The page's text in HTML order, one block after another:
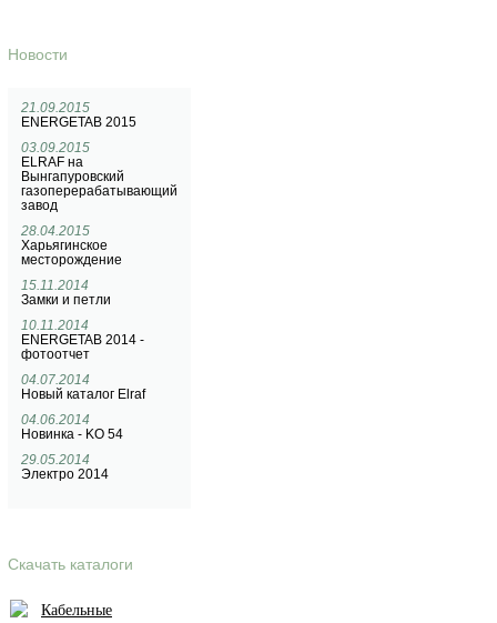
Новости
21.09.2015
ENERGETAB 2015
03.09.2015
ELRAF на
Вынгапуровский
газоперерабатывающий
завод
28.04.2015
Харьягинское
месторождение
15.11.2014
Замки и петли
10.11.2014
ENERGETAB 2014 -
фотоотчет
04.07.2014
Новый каталог Elraf
04.06.2014
Новинка - KO 54
29.05.2014
Электро 2014
Скачать каталоги
Кабельные